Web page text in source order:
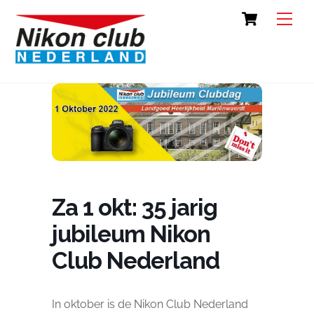
content
Cart
Za 1 okt: 35 jarig
jubileum Nikon
Club Nederland
In oktober is de Nikon Club Nederland